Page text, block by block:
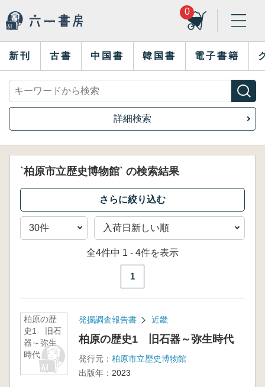
0
新刊 古書 中国書 韓国書 電子書籍
詳細検索
`柏原市立歴史博物館` の検索結果
全4件中 1 - 4件を表示
1
柏原の歴
史1 旧石
器～弥生
時代
発掘調査報告書 近畿
柏原の歴史1 旧石器～弥生時代
発行元： 柏原市立歴史博物館
出版年： 2023